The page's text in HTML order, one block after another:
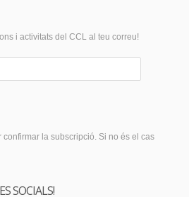
i activitats del CCL al teu correu!
la subscripció. Si no és el cas
SOCIALS!